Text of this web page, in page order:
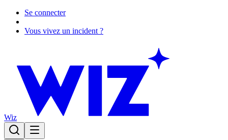
Se connecter
Vous vivez un incident ?
Wiz